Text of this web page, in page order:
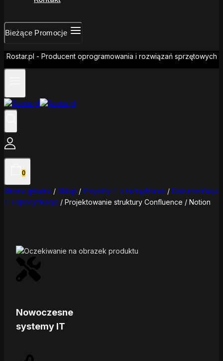
Bieżące Promocje
Rostar.pl - Producent oprogramowania i rozwiązań sprzętowych
0
Strona główna / Sklep / Projekty IT i zarządzanie / Dokumentacja
IT i specyfikacje / Projektowanie struktury Confluence / Notion
Nowoczesne
systemy IT